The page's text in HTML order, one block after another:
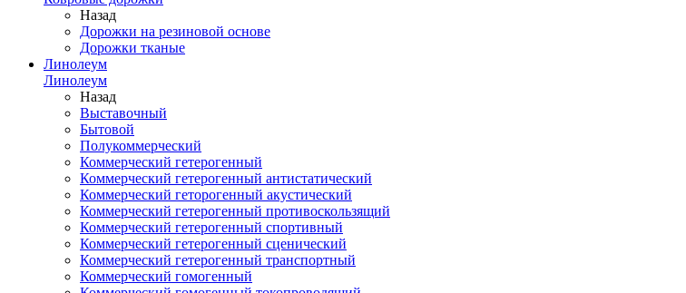
Назад
Дорожки на резиновой основе
Дорожки тканые
Линолеум
Линолеум
Назад
Выставочный
Бытовой
Полукоммерческий
Коммерческий гетерогенный
Коммерческий гетерогенный антистатический
Коммерческий геторогенный акустический
Коммерческий гетерогенный противоскользящий
Коммерческий гетерогенный спортивный
Коммерческий гетерогенный сценический
Коммерческий гетерогенный транспортный
Коммерческий гомогенный